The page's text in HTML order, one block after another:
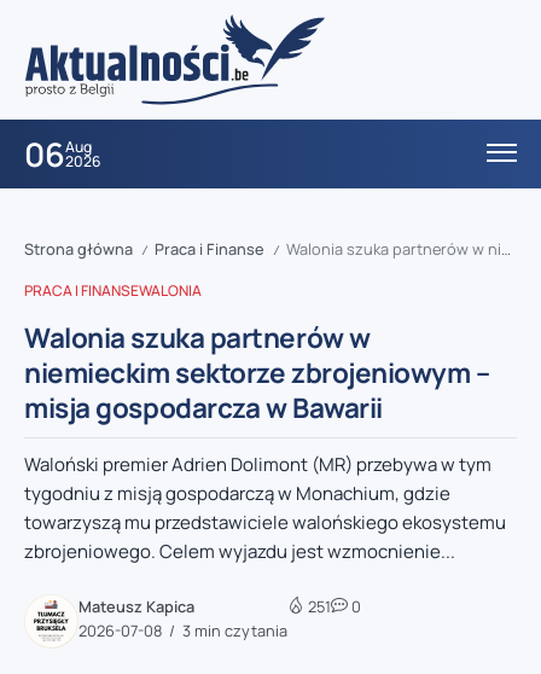
06Aug
2026
Strona główna / Praca i Finanse / Walonia szuka partnerów w niemieckim sektorze zbrojeniowym – misja gospodarcza w Bawarii
PRACA I FINANSEWALONIA
Walonia szuka partnerów w
niemieckim sektorze zbrojeniowym –
misja gospodarcza w Bawarii
Waloński premier Adrien Dolimont (MR) przebywa w tym
tygodniu z misją gospodarczą w Monachium, gdzie
towarzyszą mu przedstawiciele walońskiego ekosystemu
zbrojeniowego. Celem wyjazdu jest wzmocnienie...
Mateusz Kapica
2026-07-08
3 min czytania
251 0